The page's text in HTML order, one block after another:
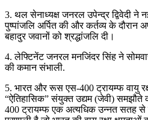
3. थल सेनाध्यक्ष जनरल उपेन्द्र द्विवेदी ने
पुष्पांजलि अर्पित की और कर्तव्य के दौरान
बहादुर जवानों को श्रद्धांजलि दी।
4. लेफ्टिनेंट जनरल मनजिंदर सिंह ने
की कमान संभाली.
5. भारत और रूस एस-400 ट्रायम्फ वायु
“ऐतिहासिक” संयुक्त उद्यम (जेवी)
400 ट्रायम्फ एक अत्यधिक उन्नत सतह से